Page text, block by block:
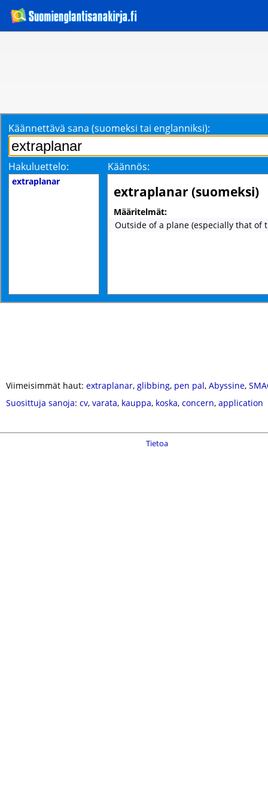
Käännettävä sana (suomeksi tai englanniksi):
Hakuluettelo: Käännös:
extraplanar
extraplanar (suomeksi)
Määritelmät:
Outside of a plane (especially that of
Viimeisimmät haut: extraplanar, glibbing, pen pal, Abyssine,
Suosittuja sanoja: cv, varata, kauppa, koska, concern, application
Tietoa